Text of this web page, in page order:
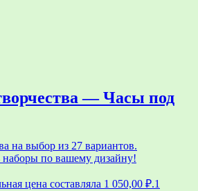
— Часы под
на выбор из 27 вариантов.
по вашему дизайну!
цена составляла 1 050,00 ₽.1